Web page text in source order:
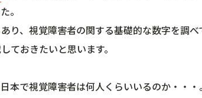
。
り、視覚障害者の関する基礎的な数字を調
ておきたいと思います。
本で視覚障害者は何人くらいいるのか・・・。